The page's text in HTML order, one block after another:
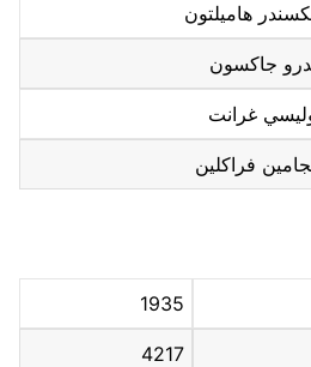
هاميلتون
جاكسون
غرانت
فراكلين
1935
4217